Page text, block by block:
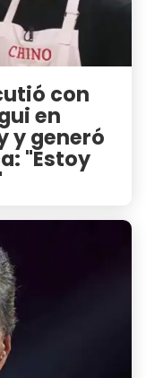
con
en
y generó
"Estoy